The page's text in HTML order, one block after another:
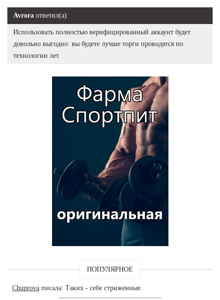
Avrora ответил(а)
Использовать полностью верифицированный аккаунт будет
довольно выгодно: вы будете лучше торги проводятся по
технологии лет.
ПОПУЛЯРНОЕ
Chuprova писала: Таких - себе стриженные.